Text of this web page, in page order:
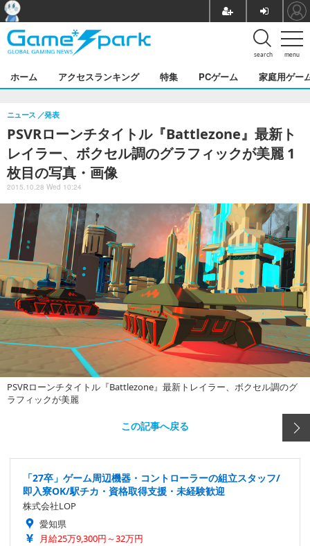
menu
search
ホーム アクセスランキング 特集 PCゲーム 家庭用ゲー
PSVRローンチタイトル『Battlezone』最新ト
レイラー、ボクセル調のグラフィックが美麗 1
枚目の写真・画像
ニュース 発表
2015.10.28 Wed 10:24
PSVRローンチタイトル『Battlezone』最新トレイラー、ボクセル調のグ
ラフィックが美麗
この記事へ戻る
「27卒」ゲーム周辺機器・コントローラーの組立スタッフ/
即入寮OK/駅チカ・資格取得支援・未経験歓迎
株式会社LOP
愛知県
月給25万9,300円～32万円